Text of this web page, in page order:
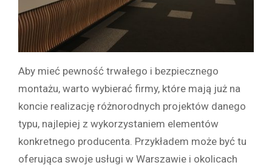
Aby mieć pewność trwałego i bezpiecznego
montażu, warto wybierać firmy, które mają już na
koncie realizację różnorodnych projektów danego
typu, najlepiej z wykorzystaniem elementów
konkretnego producenta. Przykładem może być tu
oferująca swoje usługi w Warszawie i okolicach